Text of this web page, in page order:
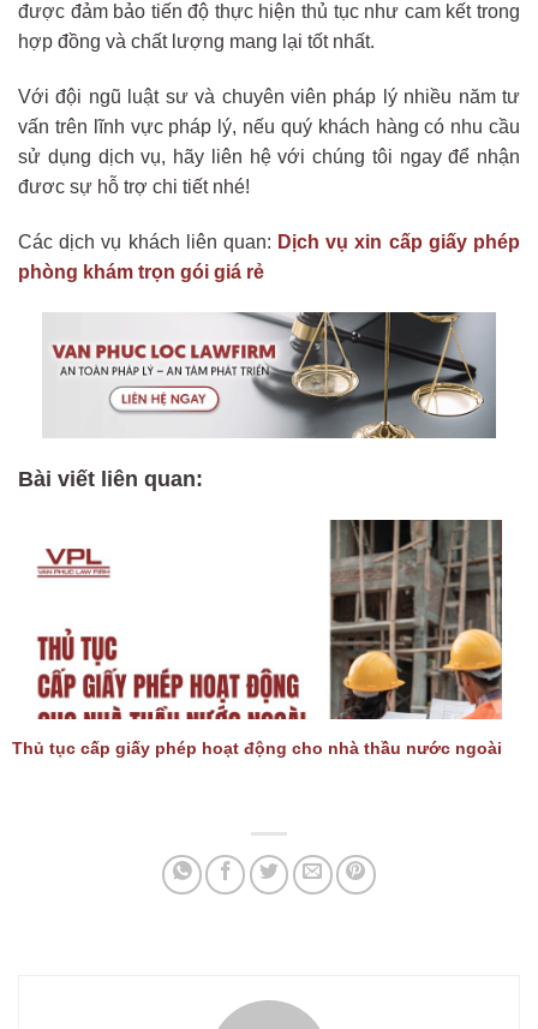
được đảm bảo tiến độ thực hiện thủ tục như cam kết trong
hợp đồng và chất lượng mang lại tốt nhất.
Với đội ngũ luật sư và chuyên viên pháp lý nhiều năm tư
vấn trên lĩnh vực pháp lý, nếu quý khách hàng có nhu cầu
sử dụng dịch vụ, hãy liên hệ với chúng tôi ngay để nhận
đươc sự hỗ trợ chi tiết nhé!
Các dịch vụ khách liên quan: Dịch vụ xin cấp giấy phép
phòng khám trọn gói giá rẻ
Bài viết liên quan:
Thủ tục cấp giấy phép hoạt động cho nhà thầu nước ngoài